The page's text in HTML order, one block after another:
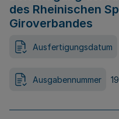
des Rheinischen
Giroverbandes
Ausfertigungsdatum
Ausgabennummer